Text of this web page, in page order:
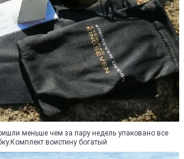
меньше чем за пару недель упаковано все
воистину богатый